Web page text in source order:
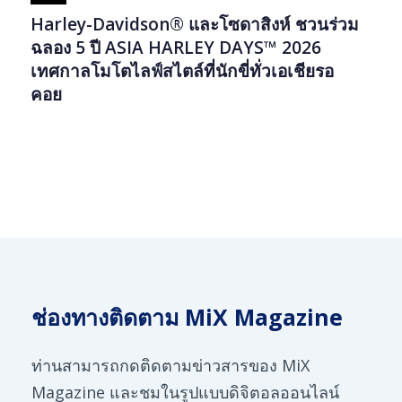
Harley-Davidson® และโซดาสิงห์ ชวนร่วม
ฉลอง 5 ปี ASIA HARLEY DAYS™ 2026
เทศกาลโมโตไลฟ์สไตล์ที่นักขี่ทั่วเอเชียรอ
คอย
ช่องทางติดตาม MiX Magazine
ท่านสามารถกดติดตามข่าวสารของ MiX
Magazine และชมในรูปแบบดิจิตอลออนไลน์